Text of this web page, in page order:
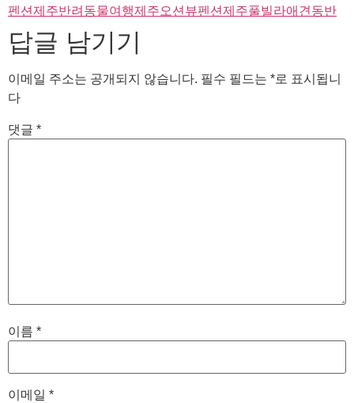
펜션제주반려동물여행제주오션뷰펜션제주풀빌라애견동반
답글 남기기
이메일 주소는 공개되지 않습니다. 필수 필드는 *로 표시됩니
다
댓글 *
이름 *
이메일 *